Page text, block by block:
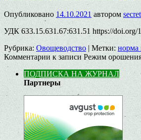
Опубликовано 14.10.2021 автором
УДК 633.15.631.67:631.51 https://
Рубрика: Овощеводство | Метки: норма
Комментарии к записи Режим
ПОДПИСКА НА ЖУРНАЛ
Партнеры